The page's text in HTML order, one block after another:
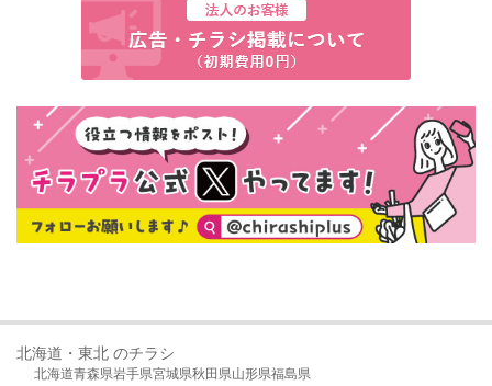
北海道・東北 のチラシ
北海道青森県岩手県宮城県秋田県山形県福島県